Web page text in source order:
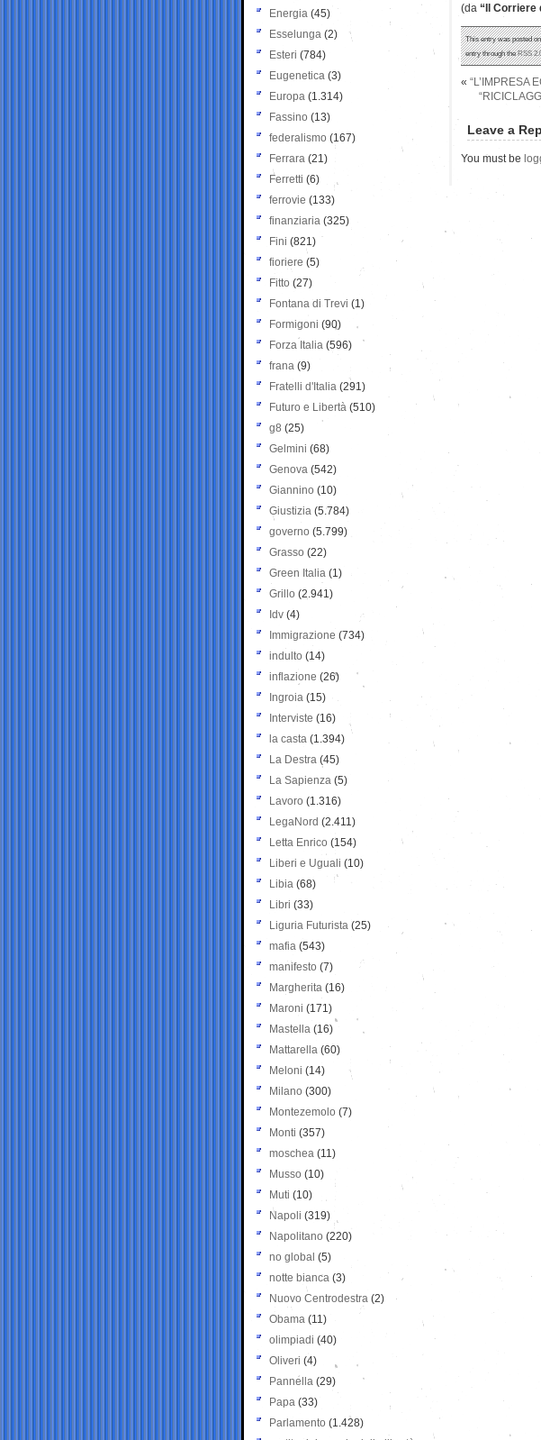
(da “Il Corriere
This entry was posted
entry through theRSS
« “L’IMPRESA
Leave a
You must be
Energia (45)
Esselunga (2)
Esteri (784)
Eugenetica (3)
Europa (1.314)
Fassino (13)
federalismo (167)
Ferrara (21)
Ferretti (6)
ferrovie (133)
finanziaria (325)
Fini (821)
fioriere (5)
Fitto (27)
Fontana di Trevi (1)
Formigoni (90)
Forza Italia (596)
frana (9)
Fratelli d'Italia (291)
Futuro e Libertà (510)
g8 (25)
Gelmini (68)
Genova (542)
Giannino (10)
Giustizia (5.784)
governo (5.799)
Grasso (22)
Green Italia (1)
Grillo (2.941)
Idv (4)
Immigrazione (734)
indulto (14)
inflazione (26)
Ingroia (15)
Interviste (16)
la casta (1.394)
La Destra (45)
La Sapienza (5)
Lavoro (1.316)
LegaNord (2.411)
Letta Enrico (154)
Liberi e Uguali (10)
Libia (68)
Libri (33)
Liguria Futurista (25)
mafia (543)
manifesto (7)
Margherita (16)
Maroni (171)
Mastella (16)
Mattarella (60)
Meloni (14)
Milano (300)
Montezemolo (7)
Monti (357)
moschea (11)
Musso (10)
Muti (10)
Napoli (319)
Napolitano (220)
no global (5)
notte bianca (3)
Nuovo Centrodestra (2)
Obama (11)
olimpiadi (40)
Oliveri (4)
Pannella (29)
Papa (33)
Parlamento (1.428)